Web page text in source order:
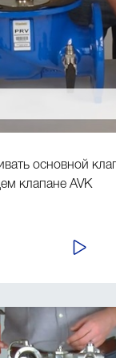
основной
клапане AVK